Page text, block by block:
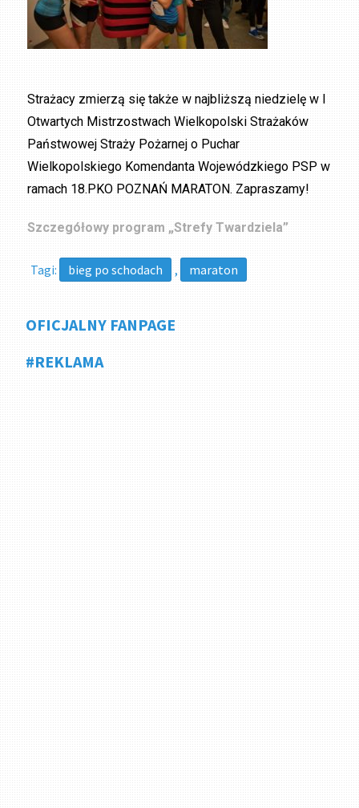
Strażacy zmierzą się także w najbliższą niedzielę w I
Otwartych Mistrzostwach Wielkopolski Strażaków
Państwowej Straży Pożarnej o Puchar
Wielkopolskiego Komendanta Wojewódzkiego PSP w
ramach 18.PKO POZNAŃ MARATON. Zapraszamy!
Szczegółowy program „Strefy Twardziela”
Tagi: bieg po schodach , maraton
OFICJALNY FANPAGE
#REKLAMA